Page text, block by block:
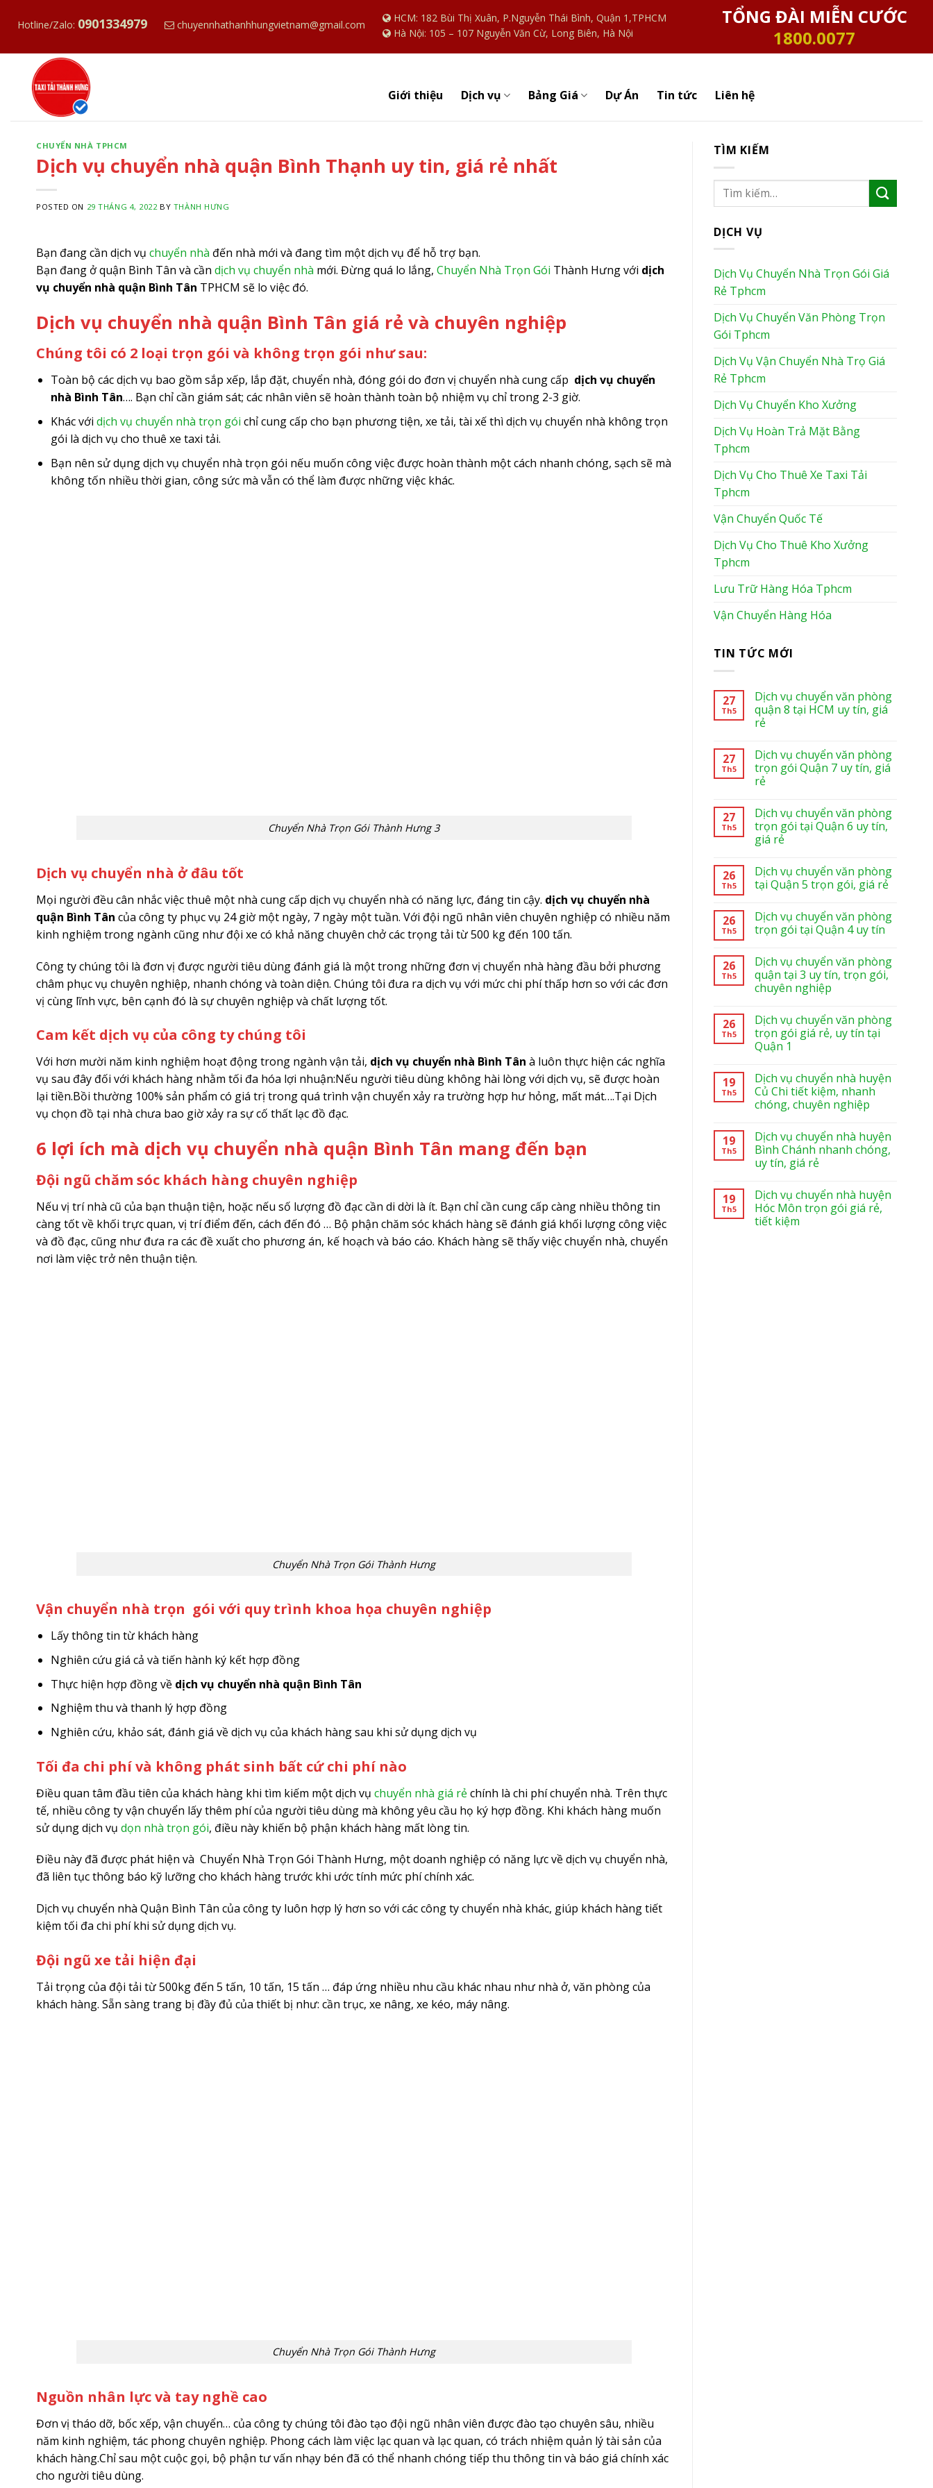
Hotline/Zalo: 0901334979 chuyennhathanhhungvietnam@gmail.com
HCM: 182 Bùi Thị Xuân, P.Nguyễn Thái Bình, Quận 1,TPHCM
Hà Nội: 105 – 107 Nguyễn Văn Cừ, Long Biên, Hà Nội
TỔNG ĐÀI MIỄN CƯỚC
1800.0077
Giới thiệu Dịch vụ Bảng Giá Dự Án Tin tức Liên hệ
CHUYỂN NHÀ TPHCM
Dịch vụ chuyển nhà quận Bình Thạnh uy tin, giá rẻ nhất
POSTED ON 29 THÁNG 4, 2022 BY THÀNH HƯNG
Bạn đang cần dịch vụ chuyển nhà đến nhà mới và đang tìm một dịch vụ để hỗ trợ bạn.
Bạn đang ở quận Bình Tân và cần dịch vụ chuyển nhà mới. Đừng quá lo lắng, Chuyển Nhà Trọn Gói Thành Hưng với dịch
vụ chuyển nhà quận Bình Tân TPHCM sẽ lo việc đó.
Dịch vụ chuyển nhà quận Bình Tân giá rẻ và chuyên nghiệp
Chúng tôi có 2 loại trọn gói và không trọn gói như sau:
Toàn bộ các dịch vụ bao gồm sắp xếp, lắp đặt, chuyển nhà, đóng gói do đơn vị chuyển nhà cung cấp dịch vụ chuyển
nhà Bình Tân…. Bạn chỉ cần giám sát; các nhân viên sẽ hoàn thành toàn bộ nhiệm vụ chỉ trong 2-3 giờ.
Khác với dịch vụ chuyển nhà trọn gói chỉ cung cấp cho bạn phương tiện, xe tải, tài xế thì dịch vụ chuyển nhà không trọn
gói là dịch vụ cho thuê xe taxi tải.
Bạn nên sử dụng dịch vụ chuyển nhà trọn gói nếu muốn công việc được hoàn thành một cách nhanh chóng, sạch sẽ mà
không tốn nhiều thời gian, công sức mà vẫn có thể làm được những việc khác.
Chuyển Nhà Trọn Gói Thành Hưng 3
Dịch vụ chuyển nhà ở đâu tốt
Mọi người đều cân nhắc việc thuê một nhà cung cấp dịch vụ chuyển nhà có năng lực, đáng tin cậy. dịch vụ chuyển nhà
quận Bình Tân của công ty phục vụ 24 giờ một ngày, 7 ngày một tuần. Với đội ngũ nhân viên chuyên nghiệp có nhiều năm
kinh nghiệm trong ngành cũng như đội xe có khả năng chuyên chở các trọng tải từ 500 kg đến 100 tấn.
Công ty chúng tôi là đơn vị được người tiêu dùng đánh giá là một trong những đơn vị chuyển nhà hàng đầu bởi phương
châm phục vụ chuyên nghiệp, nhanh chóng và toàn diện. Chúng tôi đưa ra dịch vụ với mức chi phí thấp hơn so với các đơn
vị cùng lĩnh vực, bên cạnh đó là sự chuyên nghiệp và chất lượng tốt.
Cam kết dịch vụ của công ty chúng tôi
Với hơn mười năm kinh nghiệm hoạt động trong ngành vận tải, dịch vụ chuyển nhà Bình Tân à luôn thực hiện các nghĩa
vụ sau đây đối với khách hàng nhằm tối đa hóa lợi nhuận:Nếu người tiêu dùng không hài lòng với dịch vụ, sẽ được hoàn
lại tiền.Bồi thường 100% sản phẩm có giá trị trong quá trình vận chuyển xảy ra trường hợp hư hỏng, mất mát….Tại Dịch
vụ chọn đồ tại nhà chưa bao giờ xảy ra sự cố thất lạc đồ đạc.
6 lợi ích mà dịch vụ chuyển nhà quận Bình Tân mang đến bạn
Đội ngũ chăm sóc khách hàng chuyên nghiệp
Nếu vị trí nhà cũ của bạn thuận tiện, hoặc nếu số lượng đồ đạc cần di dời là ít. Bạn chỉ cần cung cấp càng nhiều thông tin
càng tốt về khối trực quan, vị trí điểm đến, cách đến đó … Bộ phận chăm sóc khách hàng sẽ đánh giá khối lượng công việc
và đồ đạc, cũng như đưa ra các đề xuất cho phương án, kế hoạch và báo cáo. Khách hàng sẽ thấy việc chuyển nhà, chuyển
nơi làm việc trở nên thuận tiện.
Chuyển Nhà Trọn Gói Thành Hưng
Vận chuyển nhà trọn gói với quy trình khoa họa chuyên nghiệp
Lấy thông tin từ khách hàng
Nghiên cứu giá cả và tiến hành ký kết hợp đồng
Thực hiện hợp đồng về dịch vụ chuyển nhà quận Bình Tân
Nghiệm thu và thanh lý hợp đồng
Nghiên cứu, khảo sát, đánh giá về dịch vụ của khách hàng sau khi sử dụng dịch vụ
Tối đa chi phí và không phát sinh bất cứ chi phí nào
Điều quan tâm đầu tiên của khách hàng khi tìm kiếm một dịch vụ chuyển nhà giá rẻchính là chi phí chuyển nhà. Trên thực
tế, nhiều công ty vận chuyển lấy thêm phí của người tiêu dùng mà không yêu cầu họ ký hợp đồng. Khi khách hàng muốn
sử dụng dịch vụ dọn nhà trọn gói, điều này khiến bộ phận khách hàng mất lòng tin.
Điều này đã được phát hiện và Chuyển Nhà Trọn Gói Thành Hưng, một doanh nghiệp có năng lực về dịch vụ chuyển nhà,
đã liên tục thông báo kỹ lưỡng cho khách hàng trước khi ước tính mức phí chính xác.
Dịch vụ chuyển nhà Quận Bình Tân của công ty luôn hợp lý hơn so với các công ty chuyển nhà khác, giúp khách hàng tiết
kiệm tối đa chi phí khi sử dụng dịch vụ.
Đội ngũ xe tải hiện đại
Tải trọng của đội tải từ 500kg đến 5 tấn, 10 tấn, 15 tấn … đáp ứng nhiều nhu cầu khác nhau như nhà ở, văn phòng của
khách hàng. Sẵn sàng trang bị đầy đủ của thiết bị như: cần trục, xe nâng, xe kéo, máy nâng.
Chuyển Nhà Trọn Gói Thành Hưng
Nguồn nhân lực và tay nghề cao
Đơn vị tháo dỡ, bốc xếp, vận chuyển… của công ty chúng tôi đào tạo đội ngũ nhân viên được đào tạo chuyên sâu, nhiều
năm kinh nghiệm, tác phong chuyên nghiệp. Phong cách làm việc lạc quan và lạc quan, có trách nhiệm quản lý tài sản của
khách hàng.Chỉ sau một cuộc gọi, bộ phận tư vấn nhạy bén đã có thể nhanh chóng tiếp thu thông tin và báo giá chính xác
cho người tiêu dùng.
TÌM KIẾM
DỊCH VỤ
Dịch Vụ Chuyển Nhà Trọn Gói Giá
Rẻ Tphcm
Dịch Vụ Chuyển Văn Phòng Trọn
Gói Tphcm
Dịch Vụ Vận Chuyển Nhà Trọ Giá
Rẻ Tphcm
Dịch Vụ Chuyển Kho Xưởng
Dịch Vụ Hoàn Trả Mặt Bằng
Tphcm
Dịch Vụ Cho Thuê Xe Taxi Tải
Tphcm
Vận Chuyển Quốc Tế
Dịch Vụ Cho Thuê Kho Xưởng
Tphcm
Lưu Trữ Hàng Hóa Tphcm
Vận Chuyển Hàng Hóa
TIN TỨC MỚI
27
Th5
Dịch vụ chuyển văn phòng
quận 8 tại HCM uy tín, giá
rẻ
27
Th5
Dịch vụ chuyển văn phòng
trọn gói Quận 7 uy tín, giá
rẻ
27
Th5
Dịch vụ chuyển văn phòng
trọn gói tại Quận 6 uy tín,
giá rẻ
26
Th5
Dịch vụ chuyển văn phòng
tại Quận 5 trọn gói, giá rẻ
26
Th5
Dịch vụ chuyển văn phòng
trọn gói tại Quận 4 uy tín
26
Th5
Dịch vụ chuyển văn phòng
quận tại 3 uy tín, trọn gói,
chuyên nghiệp
26
Th5
Dịch vụ chuyển văn phòng
trọn gói giá rẻ, uy tín tại
Quận 1
19
Th5
Dịch vụ chuyển nhà huyện
Củ Chi tiết kiệm, nhanh
chóng, chuyên nghiệp
19
Th5
Dịch vụ chuyển nhà huyện
Bình Chánh nhanh chóng,
uy tín, giá rẻ
19
Th5
Dịch vụ chuyển nhà huyện
Hóc Môn trọn gói giá rẻ,
tiết kiệm